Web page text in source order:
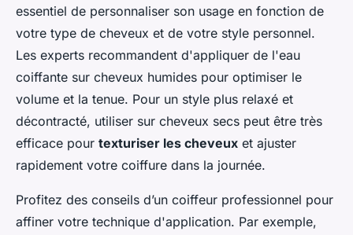
essentiel de personnaliser son usage en fonction de
votre type de cheveux et de votre style personnel.
Les experts recommandent d'appliquer de l'eau
coiffante sur cheveux humides pour optimiser le
volume et la tenue. Pour un style plus relaxé et
décontracté, utiliser sur cheveux secs peut être très
efficace pour texturiser les cheveux et ajuster
rapidement votre coiffure dans la journée.
Profitez des conseils d’un coiffeur professionnel pour
affiner votre technique d'application. Par exemple,